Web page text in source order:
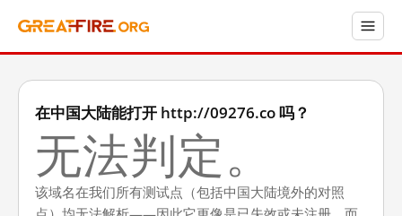
在中国大陆能打开 http://09276.co 吗？
无法判定。
该域名在我们所有测试点（包括中国大陆境外的对照